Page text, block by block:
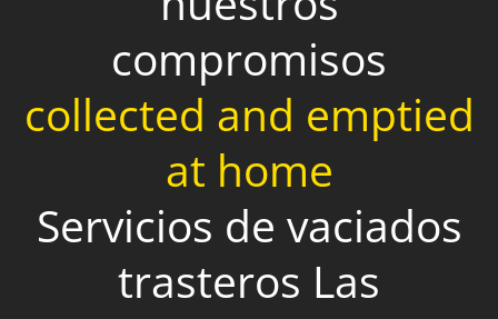
compromisos
collected and emptied
at home
Servicios de vaciados
trasteros Las